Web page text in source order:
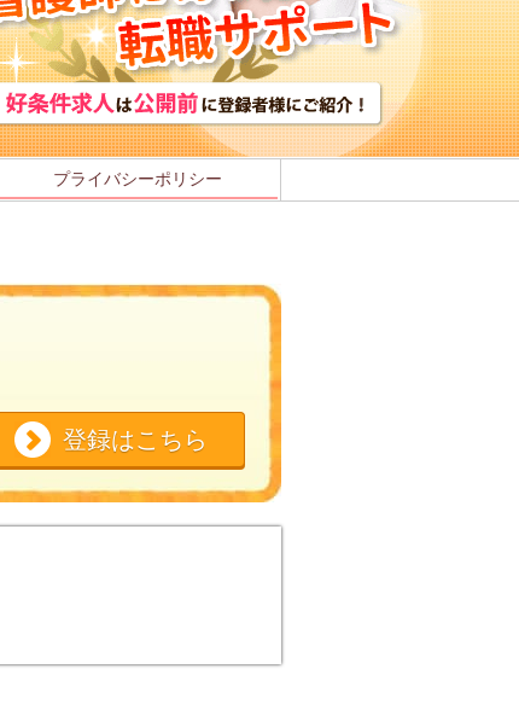
プライバシーポリシー
登録はこちら